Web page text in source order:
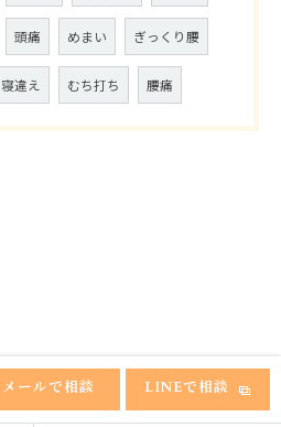
頭痛 めまい ぎっくり腰
寝違え むち打ち 腰痛
メールで相談 LINEで相談